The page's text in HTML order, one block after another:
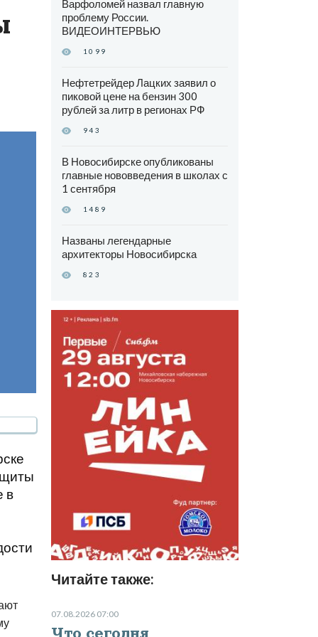
в
Варфоломей назвал главную
проблему России.
ВИДЕОИНТЕРВЬЮ
1099
Нефтетрейдер Лацких заявил о
пиковой цене на бензин 300
рублей за литр в регионах РФ
943
В Новосибирске опубликованы
главные нововведения в школах с
1 сентября
1489
Названы легендарные
архитекторы Новосибирска
823
Читайте также:
07.08.2026 07:00